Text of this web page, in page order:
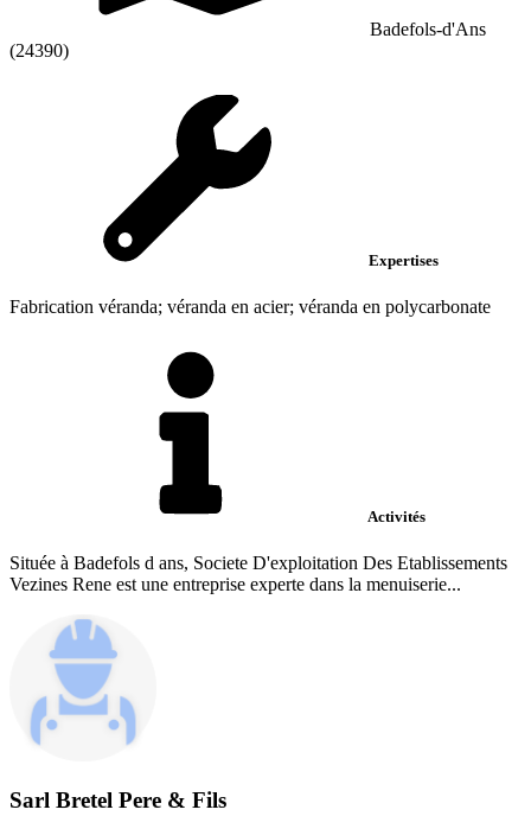
Badefols-d'Ans
(24390)
Expertises
Fabrication véranda; véranda en acier; véranda en polycarbonate
Activités
Située à Badefols d ans, Societe D'exploitation Des Etablissements
Vezines Rene est une entreprise experte dans la menuiserie...
Sarl Bretel Pere & Fils